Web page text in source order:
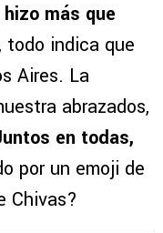
más que
todo indica que
Aires. La
abrazados,
en todas,
por un emoji de
Chivas?